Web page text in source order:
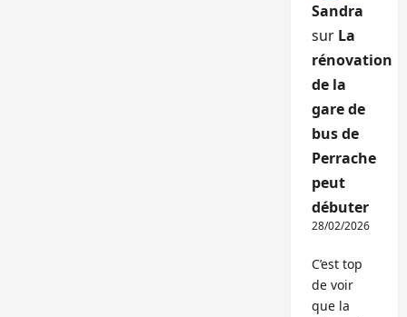
Sandra
sur La
rénovation
de la
gare de
bus de
Perrache
peut
débuter
28/02/2026
C’est top
de voir
que la